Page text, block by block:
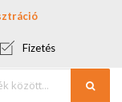
Fizetés